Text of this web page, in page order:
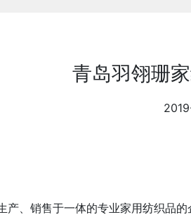
青岛羽翎珊
产、销售于一体的专业家用纺织品